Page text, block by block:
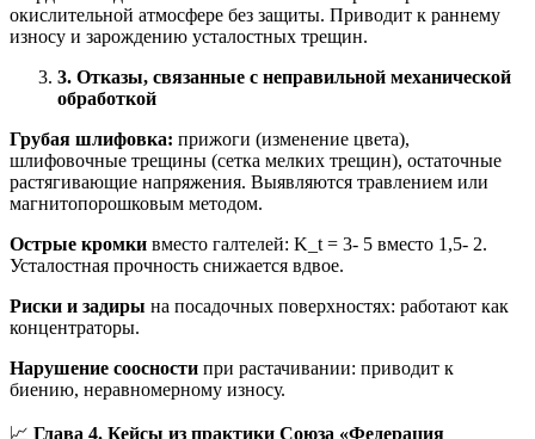
окислительной атмосфере без защиты. Приводит к раннему
износу и зарождению усталостных трещин.
3. Отказы, связанные с неправильной механической
обработкой
Грубая шлифовка: прижоги (изменение цвета),
шлифовочные трещины (сетка мелких трещин), остаточные
растягивающие напряжения. Выявляются травлением или
магнитопорошковым методом.
Острые кромки вместо галтелей: K_t = 3- 5 вместо 1,5- 2.
Усталостная прочность снижается вдвое.
Риски и задиры на посадочных поверхностях: работают как
концентраторы.
Нарушение соосности при растачивании: приводит к
биению, неравномерному износу.
📈 Глава 4. Кейсы из практики Союза «Федерация